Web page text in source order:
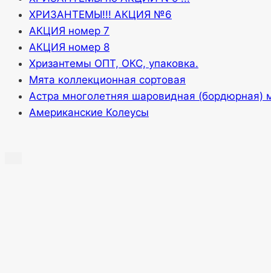
ХРИЗАНТЕМЫ!!! АКЦИЯ №6
АКЦИЯ номер 7
АКЦИЯ номер 8
Хризантемы ОПТ, ОКС, упаковка.
Мята коллекционная сортовая
Астра многолетняя шаровидная (бордюрная)
Американские Колеусы